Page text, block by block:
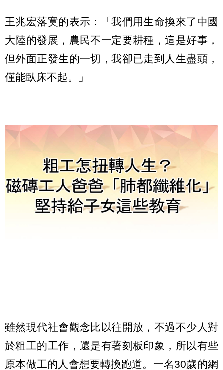
王兆宏落寞的表示：「我們用生命換來了中國
大陸的發展，農民不一定要耕種，這是好事，
但外面正發生的一切，我卻已走到人生盡頭，
僅能臥床不起。」
雖然現代社會觀念比以往開放，不過不少人對
於粗工的工作，還是有著刻板印象，所以有些
原本做工的人會想要轉換跑道。一名30歲的網